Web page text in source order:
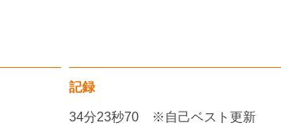
記録
34分23秒70 ※自己ベスト更新